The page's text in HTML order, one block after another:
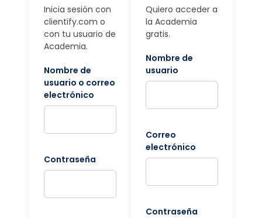
Inicia sesión con
clientify.com o
con tu usuario de
Academia.
Nombre de
usuario o correo
electrónico
Contraseña
Quiero acceder a
la Academia
gratis.
Nombre de
usuario
Correo
electrónico
Contraseña